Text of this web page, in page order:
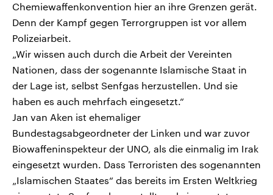
Chemiewaffenkonvention hier an ihre Grenzen gerät.
Denn der Kampf gegen Terrorgruppen ist vor allem
Polizeiarbeit.
„Wir wissen auch durch die Arbeit der Vereinten
Nationen, dass der sogenannte Islamische Staat in
der Lage ist, selbst Senfgas herzustellen. Und sie
haben es auch mehrfach eingesetzt.“
Jan van Aken ist ehemaliger
Bundestagsabgeordneter der Linken und war zuvor
Biowaffeninspekteur der UNO, als die einmalig im Irak
eingesetzt wurden. Dass Terroristen des sogenannten
„Islamischen Staates“ das bereits im Ersten Weltkrieg